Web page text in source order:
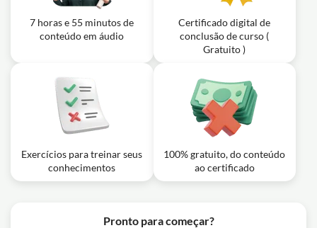
7 horas e 55 minutos de
conteúdo em áudio
Certificado digital de
conclusão de curso (
Gratuito )
Exercícios para treinar seus
conhecimentos
100% gratuito, do conteúdo
ao certificado
Pronto para começar?